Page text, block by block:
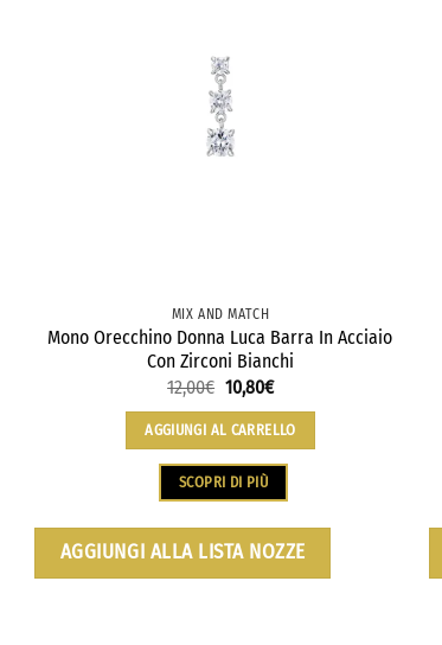
MIX AND MATCH
Mono Orecchino Donna Luca Barra In Acciaio
Con Zirconi Bianchi
12,00€ 10,80€
AGGIUNGI AL CARRELLO
SCOPRI DI PIÙ
AGGIUNGI ALLA LISTA NOZZE